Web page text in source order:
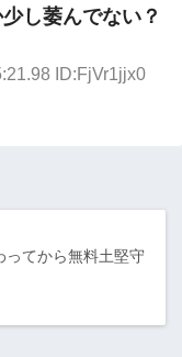
し萎んでない？
ID:FjVr1jjx0
ってから無料土堅守